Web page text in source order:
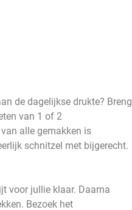
de dagelijkse drukte? Breng
van 1 of 2
alle gemakken is
schnitzel met bijgerecht.
voor jullie klaar. Daarna
Bezoek het